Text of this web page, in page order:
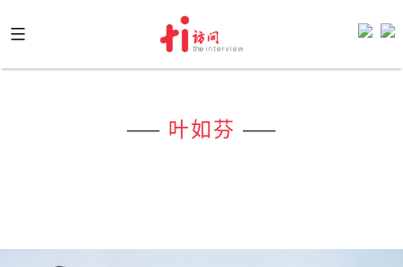
to
content
—— 叶如芬 ——